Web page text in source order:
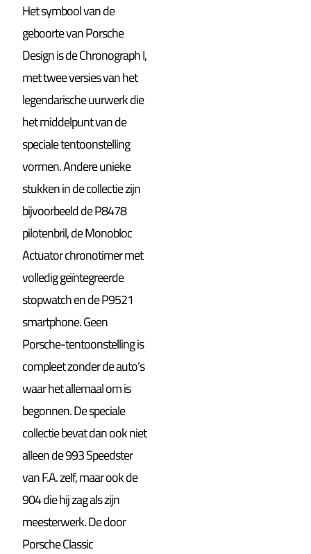
Het symbool van de
geboorte van Porsche
Design is de Chronograph I,
met twee versies van het
legendarische uurwerk die
het middelpunt van de
speciale tentoonstelling
vormen. Andere unieke
stukken in de collectie zijn
bijvoorbeeld de P8478
pilotenbril, de Monobloc
Actuator chronotimer met
volledig geïntegreerde
stopwatch en de P9521
smartphone. Geen
Porsche-tentoonstelling is
compleet zonder de auto’s
waar het allemaal om is
begonnen. De speciale
collectie bevat dan ook niet
alleen de 993 Speedster
van F.A. zelf, maar ook de
904 die hij zag als zijn
meesterwerk. De door
Porsche Classic